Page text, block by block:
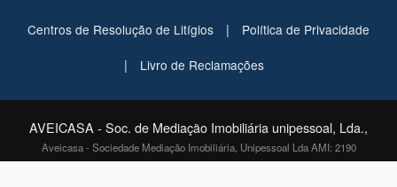
Centros de Resolução de Litígios | Política de Privacidade
| Livro de Reclamações
AVEICASA - Soc. de Mediação Imobiliária unipessoal, Lda.,
Aveicasa - Sociedade Mediação Imobiliária, Unipessoal Lda AMI: 2190